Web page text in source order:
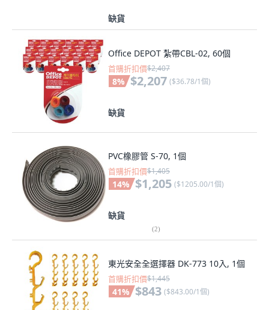
缺貨
Office DEPOT 紮帶CBL-02, 60個
首購折扣價$2,407
8% $2,207 ($36.78/1個)
缺貨
PVC橡膠管 S-70, 1個
首購折扣價$1,405
14% $1,205 ($1205.00/1個)
缺貨
(2)
東光安全全選擇器 DK-773 10入, 1個
首購折扣價$1,445
41% $843 ($843.00/1個)